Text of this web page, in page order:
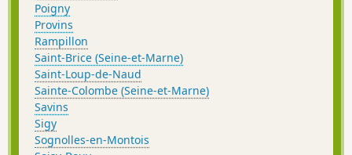
Poigny
Provins
Rampillon
Saint-Brice (Seine-et-Marne)
Saint-Loup-de-Naud
Sainte-Colombe (Seine-et-Marne)
Savins
Sigy
Sognolles-en-Montois